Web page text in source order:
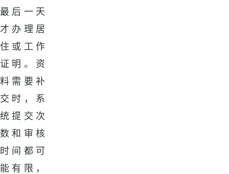
最后一天
才办理居
住或工作
证明。资
料需要补
交时，系
统提交次
数和审核
时间都可
能有限，